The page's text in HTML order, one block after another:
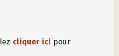
cliquer ici pour